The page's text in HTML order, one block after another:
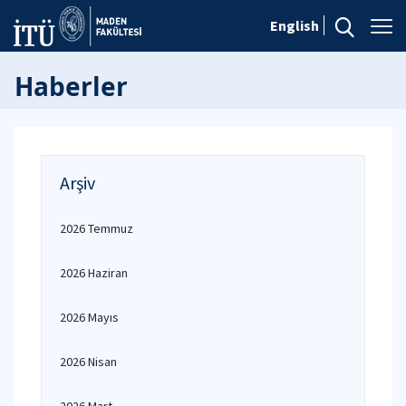
English
Haberler
Arşiv
2026 Temmuz
2026 Haziran
2026 Mayıs
2026 Nisan